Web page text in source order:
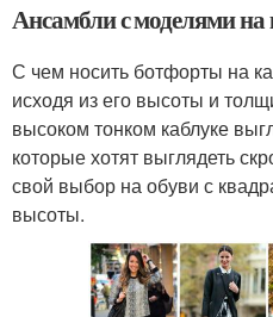
Ансамбли с моделями на
С чем носить ботфорты на
исходя из его высоты и
высоком тонком каблуке
которые хотят выглядеть
свой выбор на обуви с
высоты.